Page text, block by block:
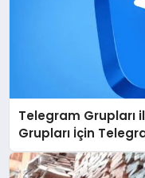
Telegram Grupları
Grupları İçin